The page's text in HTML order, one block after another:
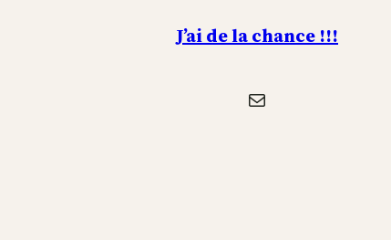
J’ai de la chance !!!
E-mail